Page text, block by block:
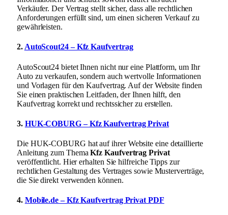
Verkäufer. Der Vertrag stellt sicher, dass alle rechtlichen
Anforderungen erfüllt sind, um einen sicheren Verkauf zu
gewährleisten.
2. AutoScout24 – Kfz Kaufvertrag
AutoScout24 bietet Ihnen nicht nur eine Plattform, um Ihr
Auto zu verkaufen, sondern auch wertvolle Informationen
und Vorlagen für den Kaufvertrag. Auf der Website finden
Sie einen praktischen Leitfaden, der Ihnen hilft, den
Kaufvertrag korrekt und rechtssicher zu erstellen.
3. HUK-COBURG – Kfz Kaufvertrag Privat
Die HUK-COBURG hat auf ihrer Website eine detaillierte
Anleitung zum ThemaKfz Kaufvertrag Privat
veröffentlicht. Hier erhalten Sie hilfreiche Tipps zur
rechtlichen Gestaltung des Vertrages sowie Musterverträge,
die Sie direkt verwenden können.
4. Mobile.de – Kfz Kaufvertrag Privat PDF